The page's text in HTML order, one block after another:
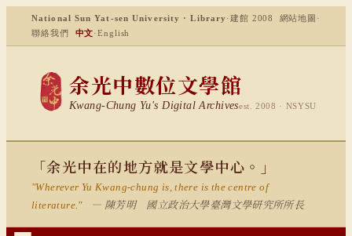
National Sun Yat-sen University · Library ·建館 2008 網站地圖 ·
聯絡我們
中文·English
余光中數位文學館
Kwang-Chung Yu's Digital Archivesest. 2008 · NSYSU
「余光中在的地方就是文學中心。」
"Wherever Yu Kwang-chung is, there is the centre of
literature."
— 陳芳明 國立政治大學臺灣文學研究所所長